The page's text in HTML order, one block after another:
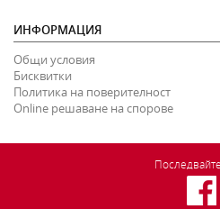
ИНФОРМАЦИЯ
Общи условия
Бисквитки
Политика на поверителност
Online решаване на спорове